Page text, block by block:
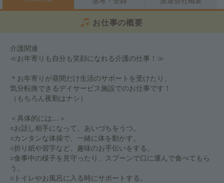
お仕事の概要
介護関連
≪お年寄りも自分も笑顔になれる介護の仕事！≫
＊お年寄りが昼間だけ生活のサポートを受けたり、
気分転換できるデイサービス施設でのお仕事です！
（もちろん夜勤はナシ）
＜具体的には…＞
○お話し相手になって、あいづちをうつ。
○カンタンな体操で、一緒に体を動かす。
○折り紙や習字など、趣味のお手伝いをする。
○食事中の様子を見守ったり、スプーンで口に運んで食べてもら
う。
○トイレやお風呂に入る時にサポートする。